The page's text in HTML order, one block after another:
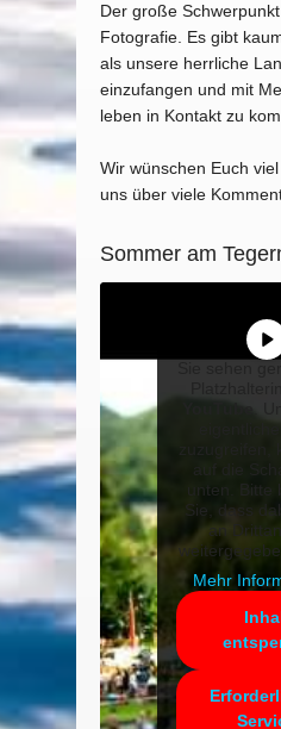
Der große
Fotografie. Es gibt
als unsere herrliche
einzufangen und mit
leben in Kontakt zu
Wir wünschen Euch
uns über viele
Sommer am
YouTube
unten. Bitte
Sie, dass
an
Mehr